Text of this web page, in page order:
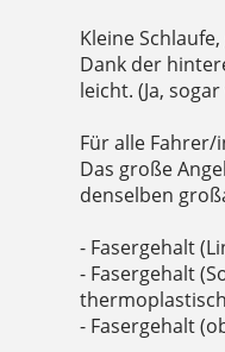
Kleine
Dank der
leicht. (Ja,
Für alle Fahrer/
Das große
denselben
- Fasergehalt
- Fasergehalt
- Fasergehalt